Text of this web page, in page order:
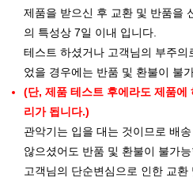
제품을 받으신 후 교환 및 반품을
의 특성상 7일 이내 입니다.
테스트 하셨거나 고객님의 부주의
었을 경우에는 반품 및 환불이 불
(단, 제품 테스트 후에라도 제품에
리가 됩니다.)
관악기는 입을 대는 것이므로 배
않으셨어도 반품 및 환불이 불가능
고객님의 단순변심으로 인한 교